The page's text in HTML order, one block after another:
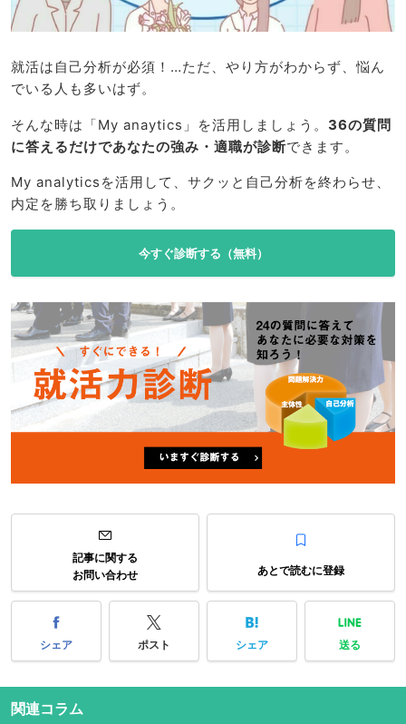
就活は自己分析が必須！…ただ、やり方がわからず、悩ん
でいる人も多いはず。
そんな時は「My anaytics」を活用しましょう。 36の質問
に答えるだけであなたの強み・適職が診断できます。
My analyticsを活用して、サクッと自己分析を終わらせ、
内定を勝ち取りましょう。
今すぐ診断する（無料）
記事に関する
お問い合わせ
あとで読むに登録
シェア ポスト シェア 送る
関連コラム